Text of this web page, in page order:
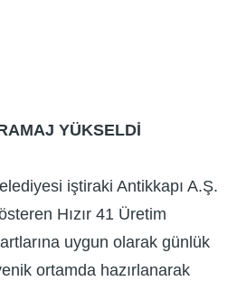
YÜKSELDİ
iştiraki Antikkapı A.Ş.
Hızır 41 Üretim
uygun olarak günlük
ortamda hazırlanarak